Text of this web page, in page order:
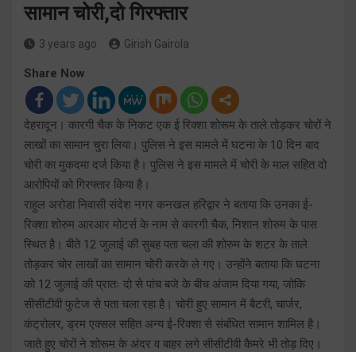
सामान चोरी,दो गिरफ्तार
3 years ago Girish Gairola
Share Now
देहरादून। कारगी चैक के निकट एक ई रिक्शा शोरूम के ताले तोड़कर चोरों ने
लाखों का सामान चुरा लिया। पुलिस ने इस मामले में घटना के 10 दिन बाद
चोरी का मुकदमा दर्ज किया है। पुलिस ने इस मामले में चोरी के माल सहित दो
आरोपियों को गिरफ्तार किया है।
राहुल अरोडा निवासी संदेश नगर कनखल हरिद्वार ने बताया कि उनका ई-
रिक्शा शोरुम आरआर मोटर्स के नाम से कारगी चैक, निशान शोरुम के पास
स्थित है। बीते 12 जुलाई की सुबह पता चला की शोरुम के शटर के ताले
तोड़कर चोर लाखों का सामान चोरी करके ले गए। उन्होंने बताया कि घटना
को 12 जुलाई की प्रातः दो से पांच बजे के बीच अंजाम दिया गया, जोकि
सीसीटीवी फुटेज से पता चला रहा है। चोरी हुए सामान में बैटरी, चार्जर,
कंट्रोलर, ड्रम एक्सल सहित अन्य ई-रिक्शा से संबंधित सामान शामिल है।
जाते हुए चोरों ने शोरूम के अंदर व बाहर लगे सीसीटीवी कैमरे भी तोड़ दिए।